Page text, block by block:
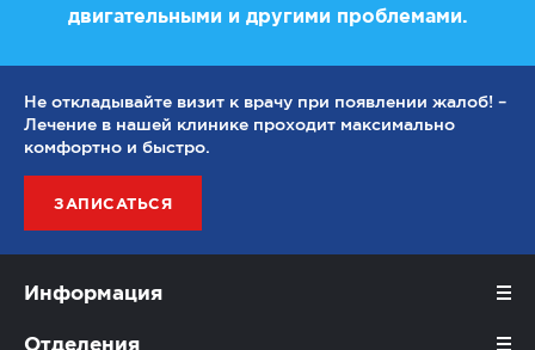
двигательными и другими проблемами.
Не откладывайте визит к врачу при появлении жалоб! –
Лечение в нашей клинике проходит максимально
комфортно и быстро.
ЗАПИСАТЬСЯ
Информация
Отделения